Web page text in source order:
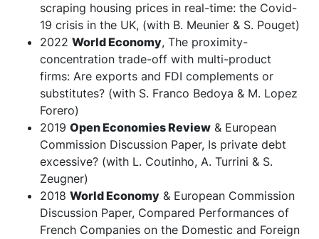
scraping housing prices in real-time: the Covid-
19 crisis in the UK, (with B. Meunier & S. Pouget)
2022 World Economy, The proximity-
concentration trade-off with multi-product
firms: Are exports and FDI complements or
substitutes? (with S. Franco Bedoya & M. Lopez
Forero)
2019 Open Economies Review & European
Commission Discussion Paper, Is private debt
excessive? (with L. Coutinho, A. Turrini & S.
Zeugner)
2018 World Economy & European Commission
Discussion Paper, Compared Performances of
French Companies on the Domestic and Foreign